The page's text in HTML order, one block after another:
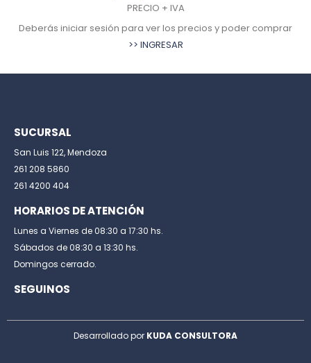
PRECIO + IVA
Deberás iniciar sesión para ver los precios y poder comprar
>> INGRESAR
SUCURSAL
San Luis 122, Mendoza
261 208 5860
261 4200 404
HORARIOS DE ATENCIÓN
Lunes a Viernes de 08:30 a 17:30 hs.
Sábados de 08:30 a 13:30 hs.
Domingos cerrado.
SEGUINOS
Desarrollado por KUDA CONSULTORA